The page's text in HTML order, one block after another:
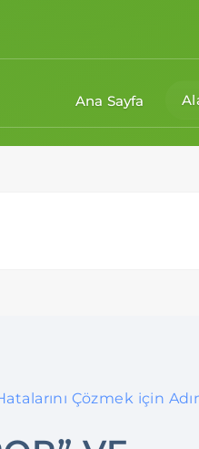
Ana Sayfa
Çözmek için